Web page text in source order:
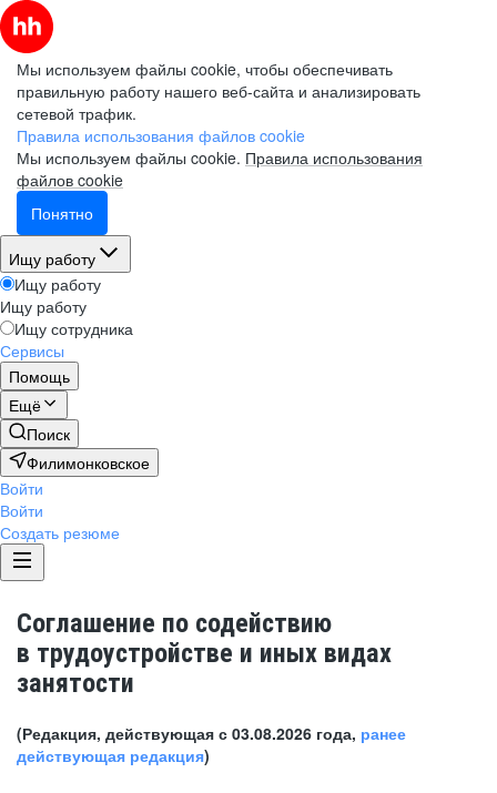
Мы используем файлы cookie, чтобы обеспечивать
правильную работу нашего веб-сайта и анализировать
сетевой трафик.
Правила использования файлов cookie
Мы используем файлы cookie. Правила использования
файлов cookie
Понятно
Ищу работу
Ищу работу
Ищу работу
Ищу сотрудника
Сервисы
Помощь
Ещё
Поиск
Филимонковское
Войти
Войти
Создать резюме
Соглашение по содействию
в трудоустройстве и иных видах
занятости
(Редакция, действующая с 03.08.2026 года, ранее
действующая редакция)